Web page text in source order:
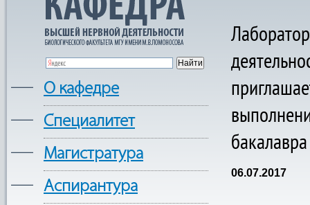
— О кафедре
— Cпециалитет
— Магистратура
— Аспирантура
06.07.2017